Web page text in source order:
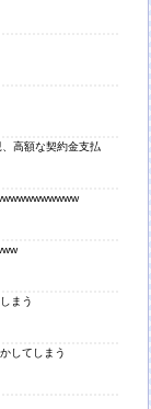
、高額な契約金支払
まう
してしまう